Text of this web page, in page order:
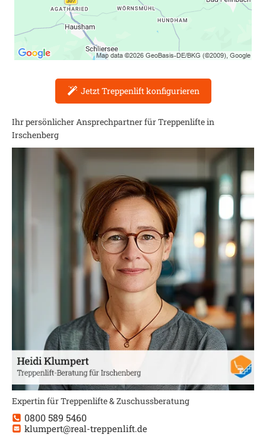
Jetzt Treppenlift konfigurieren
Ihr persönlicher Ansprechpartner für Treppenlifte in
Irschenberg
Expertin für Treppenlifte & Zuschussberatung
0800 589 5460
klumpert@real-treppenlift.de